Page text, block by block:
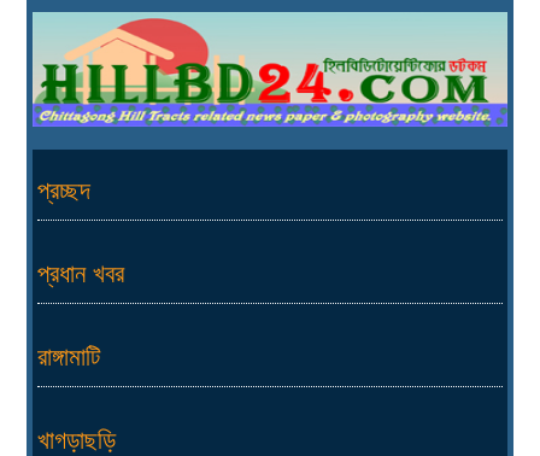
প্রচ্ছদ
প্রধান খবর
রাঙ্গামাটি
খাগড়াছড়ি